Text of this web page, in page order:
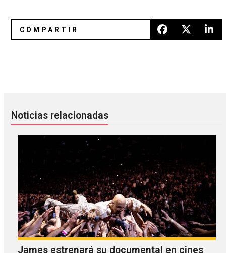
Noticias relacionadas
James estrenará su documental en cines